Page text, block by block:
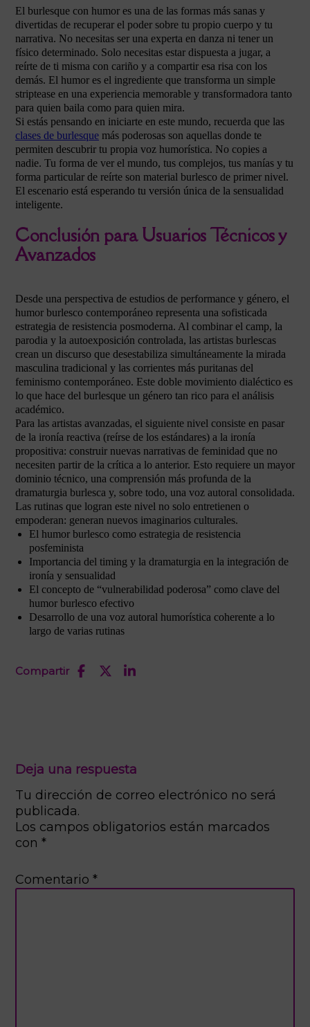
El burlesque con humor es una de las formas más sanas y
divertidas de recuperar el poder sobre tu propio cuerpo y tu
narrativa. No necesitas ser una experta en danza ni tener un
físico determinado. Solo necesitas estar dispuesta a jugar, a
reírte de ti misma con cariño y a compartir esa risa con los
demás. El humor es el ingrediente que transforma un simple
striptease en una experiencia memorable y transformadora tanto
para quien baila como para quien mira.
Si estás pensando en iniciarte en este mundo, recuerda que las
clases de burlesque más poderosas son aquellas donde te
permiten descubrir tu propia voz humorística. No copies a
nadie. Tu forma de ver el mundo, tus complejos, tus manías y tu
forma particular de reírte son material burlesco de primer nivel.
El escenario está esperando tu versión única de la sensualidad
inteligente.
Conclusión para Usuarios Técnicos y
Avanzados
Desde una perspectiva de estudios de performance y género, el
humor burlesco contemporáneo representa una sofisticada
estrategia de resistencia posmoderna. Al combinar el camp, la
parodia y la autoexposición controlada, las artistas burlescas
crean un discurso que desestabiliza simultáneamente la mirada
masculina tradicional y las corrientes más puritanas del
feminismo contemporáneo. Este doble movimiento dialéctico es
lo que hace del burlesque un género tan rico para el análisis
académico.
Para las artistas avanzadas, el siguiente nivel consiste en pasar
de la ironía reactiva (reírse de los estándares) a la ironía
propositiva: construir nuevas narrativas de feminidad que no
necesiten partir de la crítica a lo anterior. Esto requiere un mayor
dominio técnico, una comprensión más profunda de la
dramaturgia burlesca y, sobre todo, una voz autoral consolidada.
Las rutinas que logran este nivel no solo entretienen o
empoderan: generan nuevos imaginarios culturales.
El humor burlesco como estrategia de resistencia
posfeminista
Importancia del timing y la dramaturgia en la integración de
ironía y sensualidad
El concepto de “vulnerabilidad poderosa” como clave del
humor burlesco efectivo
Desarrollo de una voz autoral humorística coherente a lo
largo de varias rutinas
Compartir
Deja una respuesta
Tu dirección de correo electrónico no será
publicada.
Los campos obligatorios están marcados
con *
Comentario *